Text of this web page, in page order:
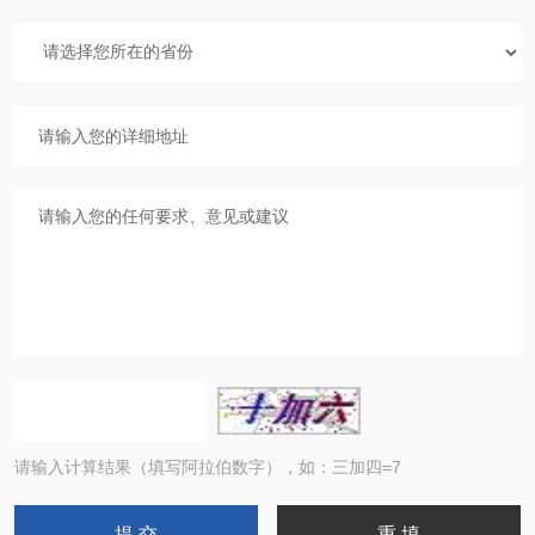
请输入计算结果（填写阿拉伯数字），如：三加四=7